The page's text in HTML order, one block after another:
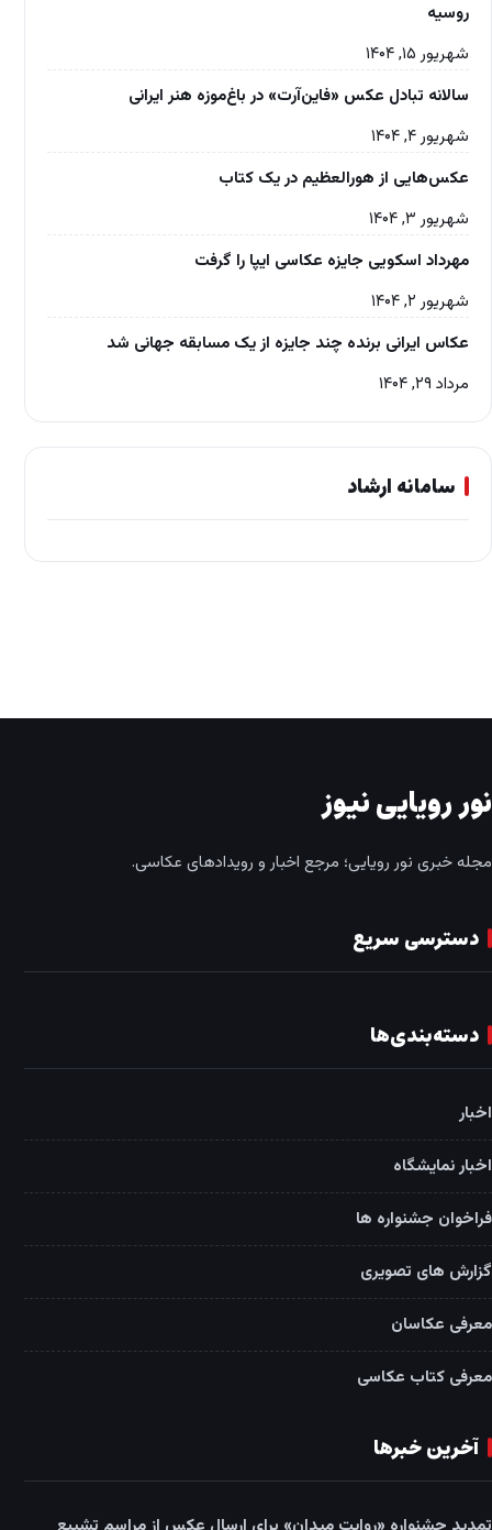
روسیه
شهریور ۱۵, ۱۴۰۴
سالانه تبادل عکس «فاین‌آرت» در باغ‌موزه‌ هنر ایرانی
شهریور ۴, ۱۴۰۴
عکس‌هایی از هورالعظیم در یک کتاب
شهریور ۳, ۱۴۰۴
مهرداد اسکویی جایزه عکاسی ایپا را گرفت
شهریور ۲, ۱۴۰۴
عکاس ایرانی برنده چند جایزه از یک مسابقه جهانی شد
مرداد ۲۹, ۱۴۰۴
سامانه ارشاد
نور رویایی نیوز
مجله خبری نور رویایی؛ مرجع اخبار و رویدادهای عکاسی.
دسترسی سریع
دسته‌بندی‌ها
اخبار
اخبار نمایشگاه
فراخوان جشنواره ها
گزارش های تصویری
معرفی عکاسان
معرفی کتاب عکاسی
آخرین خبرها